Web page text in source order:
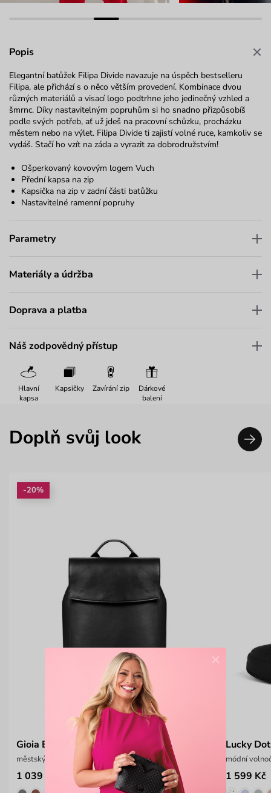
Popis
Elegantní batůžek Filipa Divide navazuje na úspěch bestselleru
Filipa, ale přichází s o něco větším provedení. Kombinace dvou
různých materiálů a visací logo podtrhne jeho jedinečný vzhled a
šmrnc. Díky nastavitelným popruhům si ho snadno přizpůsobíš
podle svých potřeb, ať už jdeš na pracovní schůzku, procházku
městem nebo na výlet. Filipa Divide ti zajistí volné ruce, kamkoliv se
vydáš. Stačí ho vzít na záda a vyrazit za dobrodružstvím!
Ošperkovaný kovovým logem Vuch
Přední kapsa na zip
Kapsička na zip v zadní části batůžku
Nastavitelné ramenní popruhy
Parametry
Materiály a údržba
Doprava a platba
Náš zodpovědný přístup
Hlavní
kapsa
Kapsičky Zavírání zip
Dárkové
balení
Doplň svůj look
-20%
Gioia Black
městský prostorný batůžek
1 039 Kč 1 299 Kč
Lucky
módní
1 599 Kč
×